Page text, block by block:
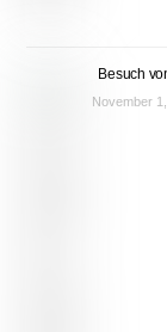
Besuch
November